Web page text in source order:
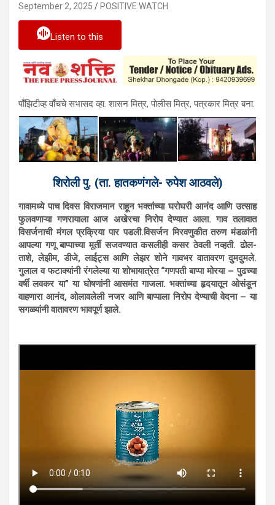
September 2, 2025 POSITIVE WATCH
Listen to this
पाँझिटीव्ह वाँचचे सभासद व्हा. शासन मित्र, पाेलीस मित्र, पत्रकार मित्र बना.
शिरोली पु. (ता. हातकणंगले- रुपेश आठवले)
गावामध्ये पाच दिवस विराजमान राहून भक्तांच्या घरोघरी आनंद आणि उत्साह
फुलवणाऱ्या गणरायाला आज अखेरचा निरोप देण्यात आला. गाव तलावात
विसर्जनाची मंगल प्रक्रिया पार पडली.विसर्जन मिरवणुकीत तरुण मंडळांनी
आपल्या गणू बाप्पाच्या मूर्ती सजवण्यात कसलीही कसर ठेवली नव्हती. ढोल-
ताशे, लेझीम, डीजे, लाईट्स आणि लेझर शोने गावभर वातावरण दुमदुमले.
गुलाल व फटाक्यांनी रंगलेल्या या शोभायात्रेत “गणपती बाप्पा मोरया – पुढच्या
वर्षी लवकर या” या घोषणांनी आसमंत गाजला. भक्तांच्या हृदयातून ओसंडून
वाहणारा आनंद, ओलावलेली नजर आणि बाप्पाला निरोप देण्याची वेदना – या
सगळ्यांनी वातावरण भावपूर्ण झाले.